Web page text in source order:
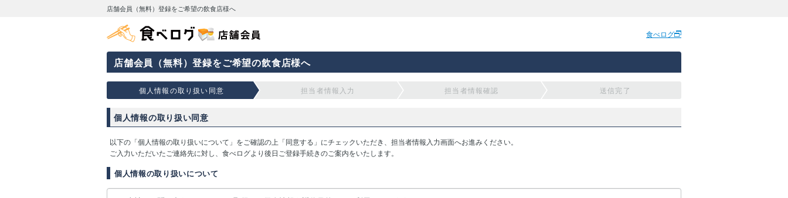
店舗会員（無料）登録をご希望の飲食店様へ
食べログ
店舗会員（無料）登録をご希望の飲食店様へ
個人情報の取り扱い同意 担当者情報入力 担当者情報確認 送信完了
個人情報の取り扱い同意
以下の「個人情報の取り扱いについて」をご確認の上「同意する」にチェックいただき、担当者情報入力画面へお進みください。
ご入力いただいたご連絡先に対し、食べログより後日ご登録手続きのご案内をいたします。
個人情報の取り扱いについて